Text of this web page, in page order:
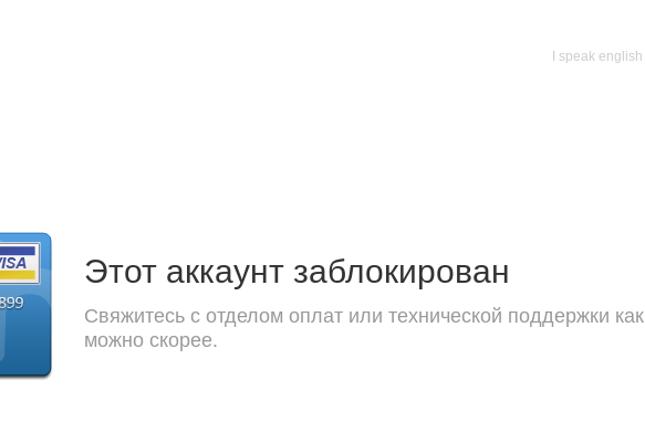
I speak english
Этот аккаунт заблокирован
Свяжитесь с отделом оплат или технической поддержки как
можно скорее.